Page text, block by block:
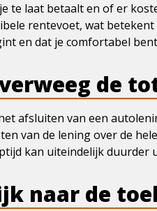
te laat betaalt en of er
rentevoet, wat
en dat je comfortabel
de
afsluiten van een
van de lening over de
kan uiteindelijk duurder
naar de